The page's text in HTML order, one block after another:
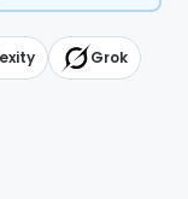
Grok